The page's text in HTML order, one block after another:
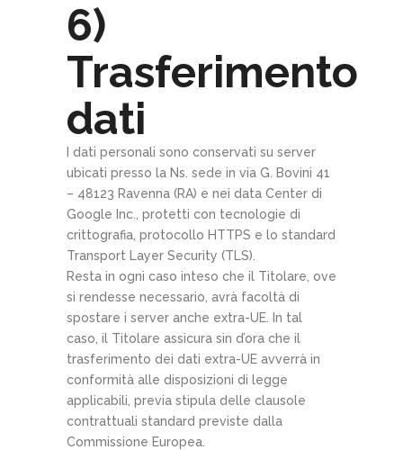
6)
Trasferimento
dati
I dati personali sono conservati su server
ubicati presso la Ns. sede in via G. Bovini 41
– 48123 Ravenna (RA) e nei data Center di
Google Inc., protetti con tecnologie di
crittografia, protocollo HTTPS e lo standard
Transport Layer Security (TLS).
Resta in ogni caso inteso che il Titolare, ove
si rendesse necessario, avrà facoltà di
spostare i server anche extra-UE. In tal
caso, il Titolare assicura sin d’ora che il
trasferimento dei dati extra-UE avverrà in
conformità alle disposizioni di legge
applicabili, previa stipula delle clausole
contrattuali standard previste dalla
Commissione Europea.